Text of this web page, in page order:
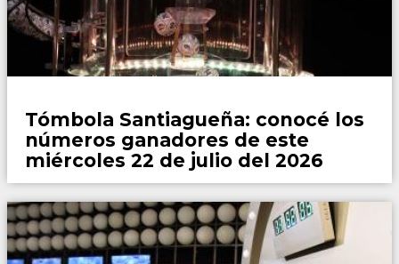
Tómbola Santiagueña: conocé los
números ganadores de este
miércoles 22 de julio del 2026